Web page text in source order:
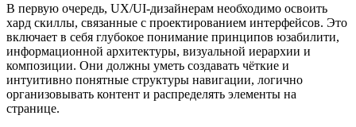
В первую очередь, UX/UI-дизайнерам необходимо освоить
хард скиллы, связанные с проектированием интерфейсов. Это
включает в себя глубокое понимание принципов юзабилити,
информационной архитектуры, визуальной иерархии и
композиции. Они должны уметь создавать чёткие и
интуитивно понятные структуры навигации, логично
организовывать контент и распределять элементы на
странице.